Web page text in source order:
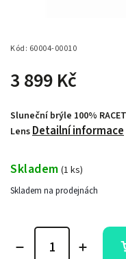
Kód: 60004-00010
3 899 Kč
Sluneční brýle 100%
Lens Detailní informace
Skladem (1 ks)
Skladem na prodejnách